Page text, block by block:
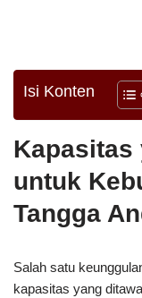
Isi Konten
Kapasitas
untuk
Tangga
Salah satu
kapasitas yang